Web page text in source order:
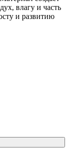
влагу и часть
и развитию